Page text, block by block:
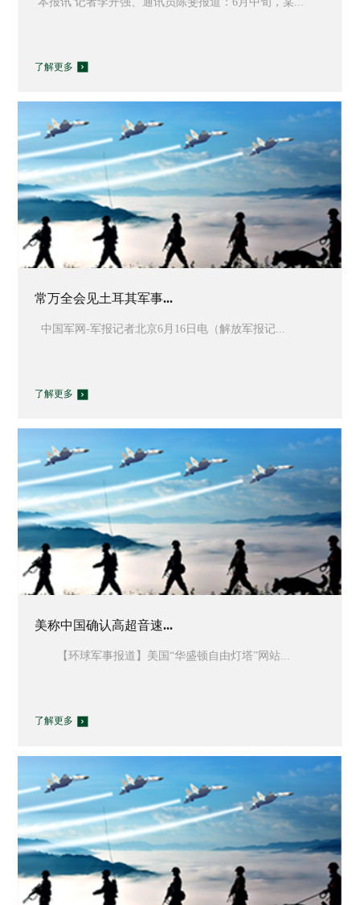
了解更多
常万全会见土耳其军事...
中国军网-军报记者北京6月16日电（解放军报记...
了解更多
美称中国确认高超音速...
【环球军事报道】美国“华盛顿自由灯塔”网站...
了解更多